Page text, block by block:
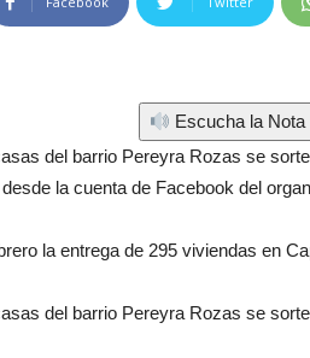
Escucha la Nota
del barrio Pereyra Rozas se
la cuenta de Facebook del
la entrega de 295 viviendas en
del barrio Pereyra Rozas se